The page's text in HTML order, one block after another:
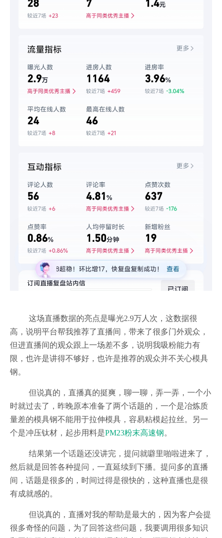
这场直播数据的亮点是曝光2.9万人次，这数据很
高，说明平台帮我推荐了直播间，带来了很多门外观众，
但进直播间的观众跟上一场差不多，说明我吸粉能力有
限，也许是讲得不够好，也许是推荐的观众并不关心模具
钢。
但说真的，直播真的挺爽，聊一聊，弄一弄，一个小
时就过去了，昨晚原本准备了两个话题的，一个是冶炼质
量差的模具钢不能用于拉伸模具，容易粘模起拉丝。另一
个是冲压钛材，起步用料是PM23粉末高速钢。
结果第一个话题还没讲完，提问就噼里啪啦进来了，
然后就是回答各种提问，一直延续到下播。提问多的直播
间，话题是很多的，时间过得是很快的，这种直播也是很
有成就感的。
但说真的，直播对我的帮助是最大的，因为客户会提
很多奇怪的问题，为了回答这些问题，我要调用很多知识